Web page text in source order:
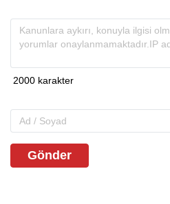
Gönder